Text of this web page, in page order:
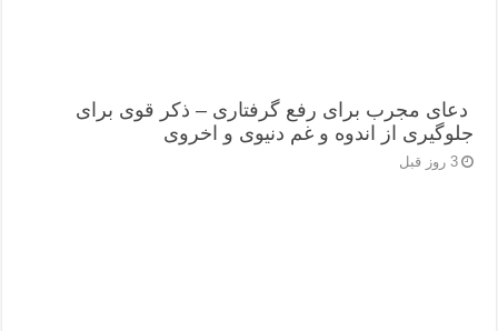
دعای مجرب برای رفع گرفتاری – ذکر قوی برای
جلوگیری از اندوه و غم دنیوی و اخروی
3 روز قبل